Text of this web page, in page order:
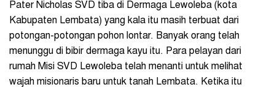
Pater Nicholas SVD tiba di Dermaga Lewoleba (kota
Kabupaten Lembata) yang kala itu masih terbuat dari
potongan-potongan pohon lontar. Banyak orang telah
menunggu di bibir dermaga kayu itu. Para pelayan dari
rumah Misi SVD Lewoleba telah menanti untuk melihat
wajah misionaris baru untuk tanah Lembata. Ketika itu